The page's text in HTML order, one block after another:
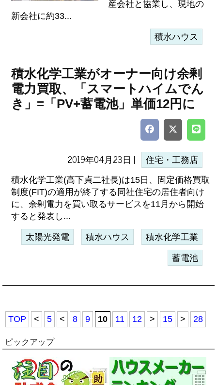
産会社と協業し、現地の
新会社に約33...
積水ハウス
積水化学工業がオーナー向け余剰
電力買取、「スマートハイムでん
き」=「PV+蓄電池」単価12円に
2019年04月23日 | 住宅・工務店
積水化学工業(高下貞二社長)は15日、固定価格買取
制度(FIT)の適用が終了する同社住宅の居住者向け
に、余剰電力を買い取るサービスを11月から開始
すると発表し...
太陽光発電 積水ハウス 積水化学工業
蓄電池
TOP < 5 < 8 9 10 11 12 > 15 > 28
ピックアップ